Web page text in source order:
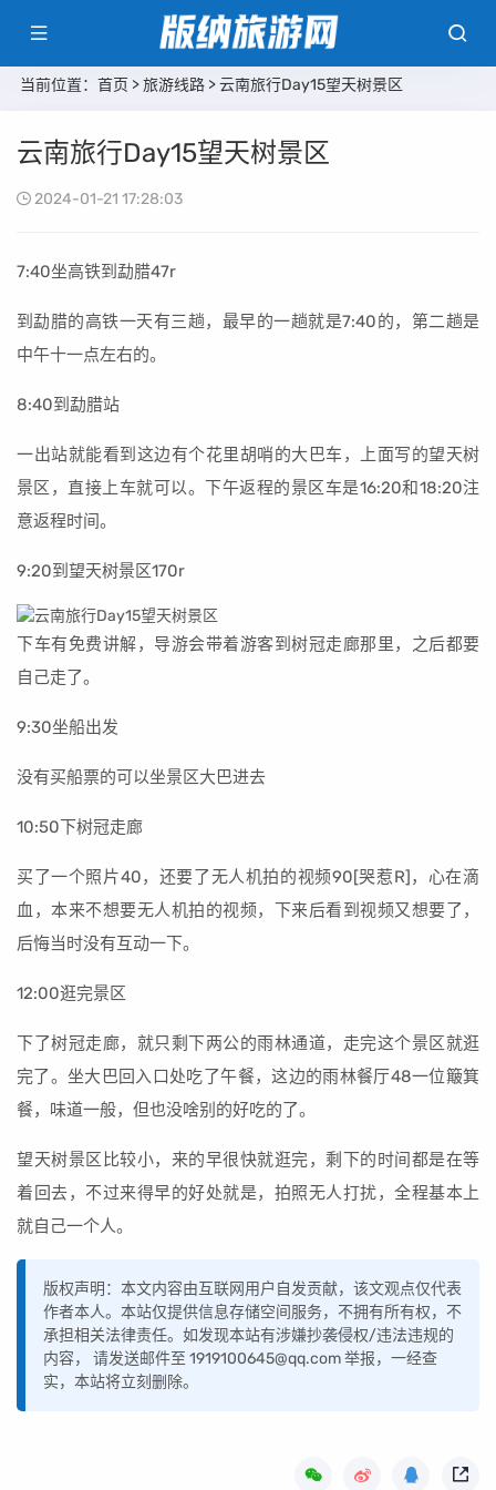
当前位置： 首页 >旅游线路 > 云南旅行Day15望天树景区
云南旅行Day15望天树景区
2024-01-21 17:28:03
7:40坐高铁到勐腊47r
到勐腊的高铁一天有三趟，最早的一趟就是7:40的，第二趟是
中午十一点左右的。
8:40到勐腊站
一出站就能看到这边有个花里胡哨的大巴车，上面写的望天树
景区，直接上车就可以。下午返程的景区车是16:20和18:20注
意返程时间。
9:20到望天树景区170r
下车有免费讲解，导游会带着游客到树冠走廊那里，之后都要
自己走了。
9:30坐船出发
没有买船票的可以坐景区大巴进去
10:50下树冠走廊
买了一个照片40，还要了无人机拍的视频90[哭惹R]，心在滴
血，本来不想要无人机拍的视频，下来后看到视频又想要了，
后悔当时没有互动一下。
12:00逛完景区
下了树冠走廊，就只剩下两公的雨林通道，走完这个景区就逛
完了。坐大巴回入口处吃了午餐，这边的雨林餐厅48一位簸箕
餐，味道一般，但也没啥别的好吃的了。
望天树景区比较小，来的早很快就逛完，剩下的时间都是在等
着回去，不过来得早的好处就是，拍照无人打扰，全程基本上
就自己一个人。
版权声明：本文内容由互联网用户自发贡献，该文观点仅代表
作者本人。本站仅提供信息存储空间服务，不拥有所有权，不
承担相关法律责任。如发现本站有涉嫌抄袭侵权/违法违规的
内容， 请发送邮件至 1919100645@qq.com 举报，一经查
实，本站将立刻删除。